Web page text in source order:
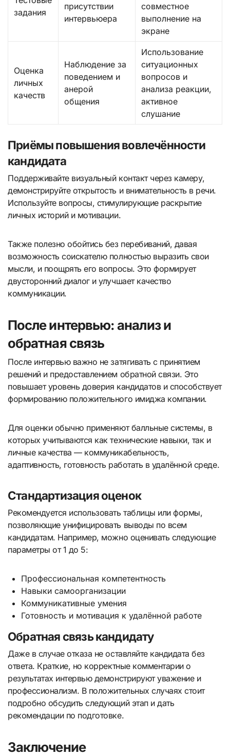
задания
присутствии
интервьюера
совместное
выполнение на
экране
Оценка
личных
качеств
Наблюдение за
поведением и
анерой
общения
Использование
ситуационных
вопросов и
анализа реакции,
активное
слушание
Приёмы повышения вовлечённости
кандидата
Поддерживайте визуальный контакт через камеру,
демонстрируйте открытость и внимательность в речи.
Используйте вопросы, стимулирующие раскрытие
личных историй и мотивации.
Также полезно обойтись без перебиваний, давая
возможность соискателю полностью выразить свои
мысли, и поощрять его вопросы. Это формирует
двусторонний диалог и улучшает качество
коммуникации.
После интервью: анализ и
обратная связь
После интервью важно не затягивать с принятием
решений и предоставлением обратной связи. Это
повышает уровень доверия кандидатов и способствует
формированию положительного имиджа компании.
Для оценки обычно применяют балльные системы, в
которых учитываются как технические навыки, так и
личные качества — коммуникабельность,
адаптивность, готовность работать в удалённой среде.
Стандартизация оценок
Рекомендуется использовать таблицы или формы,
позволяющие унифицировать выводы по всем
кандидатам. Например, можно оценивать следующие
параметры от 1 до 5:
Профессиональная компетентность
Навыки самоорганизации
Коммуникативные умения
Готовность и мотивация к удалённой работе
Обратная связь кандидату
Даже в случае отказа не оставляйте кандидата без
ответа. Краткие, но корректные комментарии о
результатах интервью демонстрируют уважение и
профессионализм. В положительных случаях стоит
подробно обсудить следующий этап и дать
рекомендации по подготовке.
Заключение